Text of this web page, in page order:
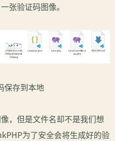
验证码图像。
保存到本地
但是文件名却不是我们想
为了安全会将生成好的验